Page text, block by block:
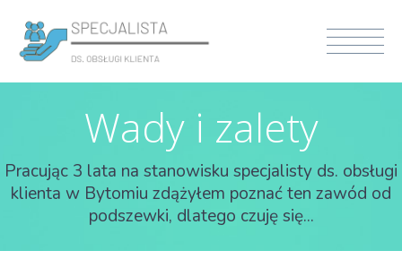
Wady i zalety
Pracując 3 lata na stanowisku specjalisty ds. obsługi
klienta w Bytomiu zdążyłem poznać ten zawód od
podszewki, dlatego czuję się...